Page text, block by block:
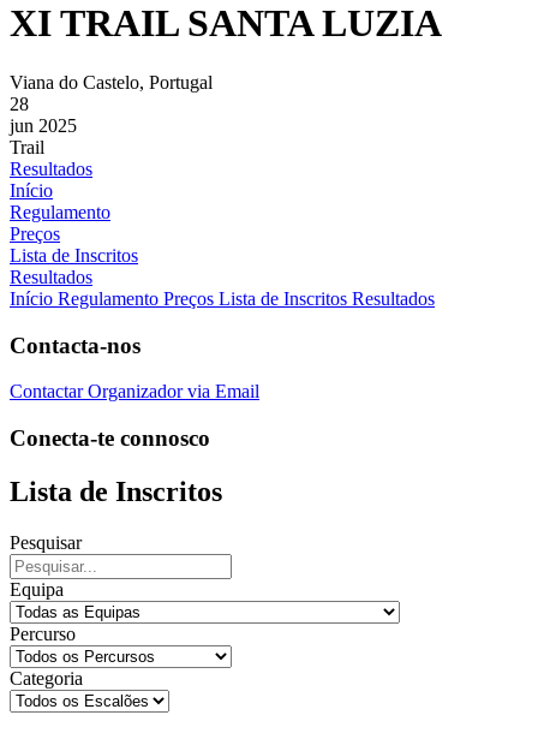
XI TRAIL SANTA LUZIA
Viana do Castelo, Portugal
28
jun 2025
Trail
Resultados
Início
Regulamento
Preços
Lista de Inscritos
Resultados
Início Regulamento Preços Lista de Inscritos Resultados
Contacta-nos
Contactar Organizador via Email
Conecta-te connosco
Lista de Inscritos
Pesquisar
Equipa
Percurso
Categoria